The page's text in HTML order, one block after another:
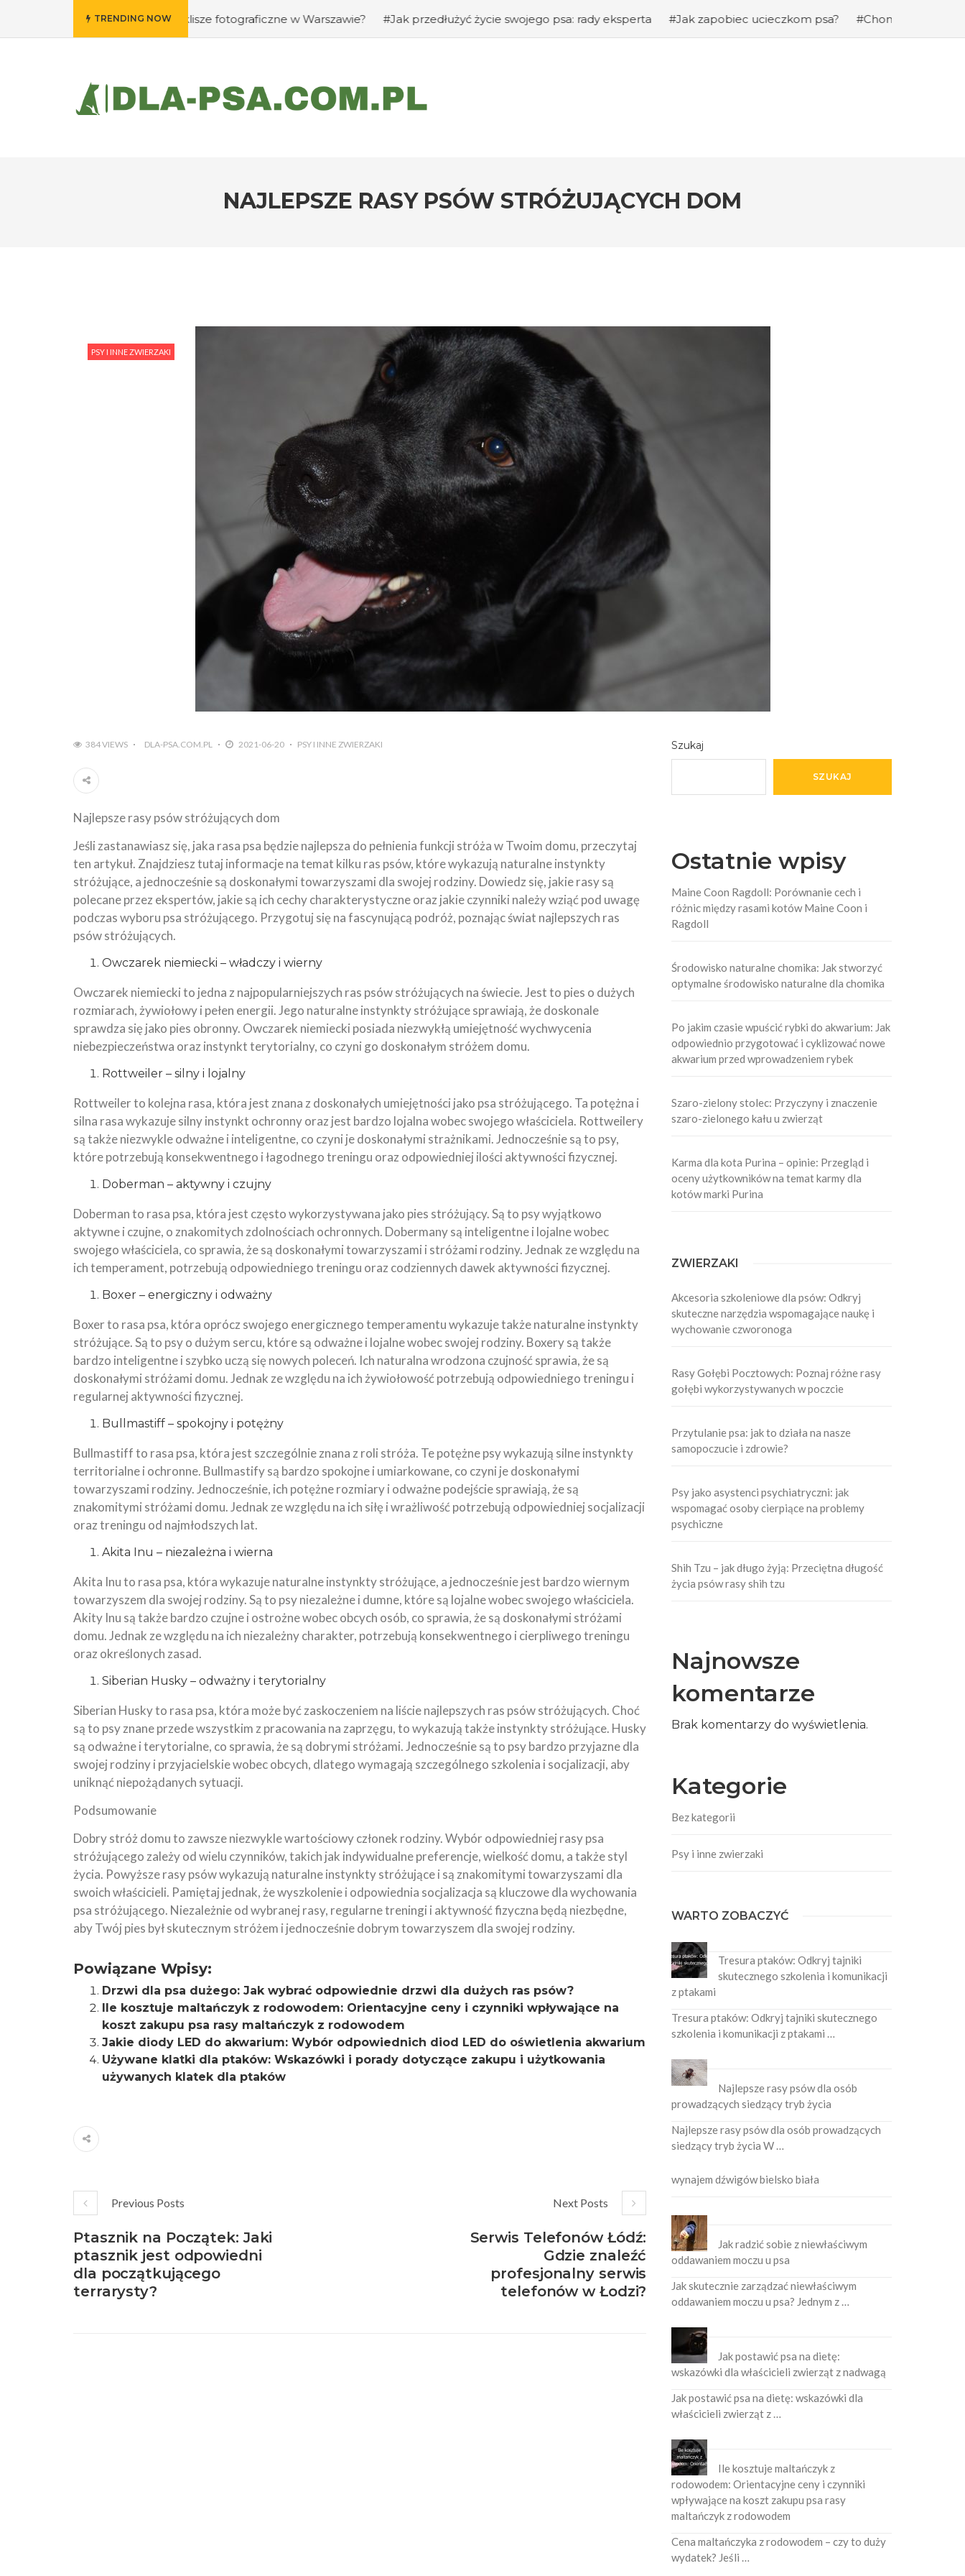
TRENDING NOW
wywołać swoje klisze fotograficzne w Warszawie? #Jak przedłużyć życie swojego psa: rady eksperta #Jak zapobiec ucieczkom psa? #Chomiki Dżungarskie Cena:
NAJLEPSZE RASY PSÓW STRÓŻUJĄCYCH DOM
PSY I INNE ZWIERZAKI
384 VIEWS DLA-PSA.COM.PL 2021-06-20 PSY I INNE ZWIERZAKI
Najlepsze rasy psów stróżujących dom
Jeśli zastanawiasz się, jaka rasa psa będzie najlepsza do pełnienia funkcji stróża w Twoim domu, przeczytaj
ten artykuł. Znajdziesz tutaj informacje na temat kilku ras psów, które wykazują naturalne instynkty
stróżujące, a jednocześnie są doskonałymi towarzyszami dla swojej rodziny. Dowiedz się, jakie rasy są
polecane przez ekspertów, jakie są ich cechy charakterystyczne oraz jakie czynniki należy wziąć pod uwagę
podczas wyboru psa stróżującego. Przygotuj się na fascynującą podróż, poznając świat najlepszych ras
psów stróżujących.
Owczarek niemiecki – władczy i wierny
Owczarek niemiecki to jedna z najpopularniejszych ras psów stróżujących na świecie. Jest to pies o dużych
rozmiarach, żywiołowy i pełen energii. Jego naturalne instynkty stróżujące sprawiają, że doskonale
sprawdza się jako pies obronny. Owczarek niemiecki posiada niezwykłą umiejętność wychwycenia
niebezpieczeństwa oraz instynkt terytorialny, co czyni go doskonałym stróżem domu.
Rottweiler – silny i lojalny
Rottweiler to kolejna rasa, która jest znana z doskonałych umiejętności jako psa stróżującego. Ta potężna i
silna rasa wykazuje silny instynkt ochronny oraz jest bardzo lojalna wobec swojego właściciela. Rottweilery
są także niezwykle odważne i inteligentne, co czyni je doskonałymi strażnikami. Jednocześnie są to psy,
które potrzebują konsekwentnego i łagodnego treningu oraz odpowiedniej ilości aktywności fizycznej.
Doberman – aktywny i czujny
Doberman to rasa psa, która jest często wykorzystywana jako pies stróżujący. Są to psy wyjątkowo
aktywne i czujne, o znakomitych zdolnościach ochronnych. Dobermany są inteligentne i lojalne wobec
swojego właściciela, co sprawia, że są doskonałymi towarzyszami i stróżami rodziny. Jednak ze względu na
ich temperament, potrzebują odpowiedniego treningu oraz codziennych dawek aktywności fizycznej.
Boxer – energiczny i odważny
Boxer to rasa psa, która oprócz swojego energicznego temperamentu wykazuje także naturalne instynkty
stróżujące. Są to psy o dużym sercu, które są odważne i lojalne wobec swojej rodziny. Boxery są także
bardzo inteligentne i szybko uczą się nowych poleceń. Ich naturalna wrodzona czujność sprawia, że są
doskonałymi stróżami domu. Jednak ze względu na ich żywiołowość potrzebują odpowiedniego treningu i
regularnej aktywności fizycznej.
Bullmastiff – spokojny i potężny
Bullmastiff to rasa psa, która jest szczególnie znana z roli stróża. Te potężne psy wykazują silne instynkty
territorialne i ochronne. Bullmastify są bardzo spokojne i umiarkowane, co czyni je doskonałymi
towarzyszami rodziny. Jednocześnie, ich potężne rozmiary i odważne podejście sprawiają, że są
znakomitymi stróżami domu. Jednak ze względu na ich siłę i wrażliwość potrzebują odpowiedniej socjalizacji
oraz treningu od najmłodszych lat.
Akita Inu – niezależna i wierna
Akita Inu to rasa psa, która wykazuje naturalne instynkty stróżujące, a jednocześnie jest bardzo wiernym
towarzyszem dla swojej rodziny. Są to psy niezależne i dumne, które są lojalne wobec swojego właściciela.
Akity Inu są także bardzo czujne i ostrożne wobec obcych osób, co sprawia, że są doskonałymi stróżami
domu. Jednak ze względu na ich niezależny charakter, potrzebują konsekwentnego i cierpliwego treningu
oraz określonych zasad.
Siberian Husky – odważny i terytorialny
Siberian Husky to rasa psa, która może być zaskoczeniem na liście najlepszych ras psów stróżujących. Choć
są to psy znane przede wszystkim z pracowania na zaprzęgu, to wykazują także instynkty stróżujące. Husky
są odważne i terytorialne, co sprawia, że są dobrymi stróżami. Jednocześnie są to psy bardzo przyjazne dla
swojej rodziny i przyjacielskie wobec obcych, dlatego wymagają szczególnego szkolenia i socjalizacji, aby
uniknąć niepożądanych sytuacji.
Podsumowanie
Dobry stróż domu to zawsze niezwykle wartościowy członek rodziny. Wybór odpowiedniej rasy psa
stróżującego zależy od wielu czynników, takich jak indywidualne preferencje, wielkość domu, a także styl
życia. Powyższe rasy psów wykazują naturalne instynkty stróżujące i są znakomitymi towarzyszami dla
swoich właścicieli. Pamiętaj jednak, że wyszkolenie i odpowiednia socjalizacja są kluczowe dla wychowania
psa stróżującego. Niezależnie od wybranej rasy, regularne treningi i aktywność fizyczna będą niezbędne,
aby Twój pies był skutecznym stróżem i jednocześnie dobrym towarzyszem dla swojej rodziny.
Powiązane Wpisy:
Drzwi dla psa dużego: Jak wybrać odpowiednie drzwi dla dużych ras psów?
Ile kosztuje maltańczyk z rodowodem: Orientacyjne ceny i czynniki wpływające na
koszt zakupu psa rasy maltańczyk z rodowodem
Jakie diody LED do akwarium: Wybór odpowiednich diod LED do oświetlenia akwarium
Używane klatki dla ptaków: Wskazówki i porady dotyczące zakupu i użytkowania
używanych klatek dla ptaków
Previous Posts
Ptasznik na Początek: Jaki
ptasznik jest odpowiedni
dla początkującego
terrarysty?
Next Posts
Serwis Telefonów Łódź:
Gdzie znaleźć
profesjonalny serwis
telefonów w Łodzi?
Szukaj
SZUKAJ
Ostatnie wpisy
Maine Coon Ragdoll: Porównanie cech i
różnic między rasami kotów Maine Coon i
Ragdoll
Środowisko naturalne chomika: Jak stworzyć
optymalne środowisko naturalne dla chomika
Po jakim czasie wpuścić rybki do akwarium: Jak
odpowiednio przygotować i cyklizować nowe
akwarium przed wprowadzeniem rybek
Szaro-zielony stolec: Przyczyny i znaczenie
szaro-zielonego kału u zwierząt
Karma dla kota Purina – opinie: Przegląd i
oceny użytkowników na temat karmy dla
kotów marki Purina
ZWIERZAKI
Akcesoria szkoleniowe dla psów: Odkryj
skuteczne narzędzia wspomagające naukę i
wychowanie czworonoga
Rasy Gołębi Pocztowych: Poznaj różne rasy
gołębi wykorzystywanych w poczcie
Przytulanie psa: jak to działa na nasze
samopoczucie i zdrowie?
Psy jako asystenci psychiatryczni: jak
wspomagać osoby cierpiące na problemy
psychiczne
Shih Tzu – jak długo żyją: Przeciętna długość
życia psów rasy shih tzu
Najnowsze
komentarze
Brak komentarzy do wyświetlenia.
Kategorie
Bez kategorii
Psy i inne zwierzaki
WARTO ZOBACZYĆ
Tresura ptaków: Odkryj tajniki
skutecznego szkolenia i komunikacji
z ptakami
Tresura ptaków: Odkryj tajniki skutecznego
szkolenia i komunikacji z ptakami …
Najlepsze rasy psów dla osób
prowadzących siedzący tryb życia
Najlepsze rasy psów dla osób prowadzących
siedzący tryb życia W …
wynajem dźwigów bielsko biała
Jak radzić sobie z niewłaściwym
oddawaniem moczu u psa
Jak skutecznie zarządzać niewłaściwym
oddawaniem moczu u psa? Jednym z …
Jak postawić psa na dietę:
wskazówki dla właścicieli zwierząt z nadwagą
Jak postawić psa na dietę: wskazówki dla
właścicieli zwierząt z …
Ile kosztuje maltańczyk z
rodowodem: Orientacyjne ceny i czynniki
wpływające na koszt zakupu psa rasy
maltańczyk z rodowodem
Cena maltańczyka z rodowodem – czy to duży
wydatek? Jeśli …